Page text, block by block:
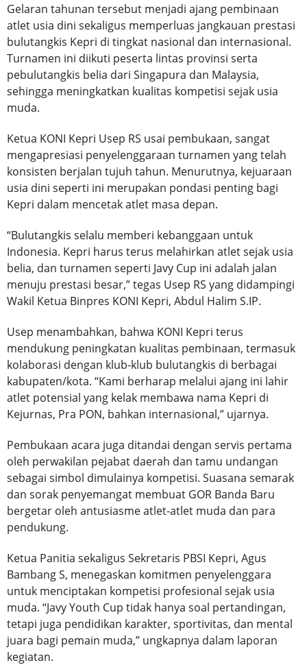
Gelaran tahunan tersebut menjadi ajang pembinaan
atlet usia dini sekaligus memperluas jangkauan prestasi
bulutangkis Kepri di tingkat nasional dan internasional.
Turnamen ini diikuti peserta lintas provinsi serta
pebulutangkis belia dari Singapura dan Malaysia,
sehingga meningkatkan kualitas kompetisi sejak usia
muda.
Ketua KONI Kepri Usep RS usai pembukaan, sangat
mengapresiasi penyelenggaraan turnamen yang telah
konsisten berjalan tujuh tahun. Menurutnya, kejuaraan
usia dini seperti ini merupakan pondasi penting bagi
Kepri dalam mencetak atlet masa depan.
“Bulutangkis selalu memberi kebanggaan untuk
Indonesia. Kepri harus terus melahirkan atlet sejak usia
belia, dan turnamen seperti Javy Cup ini adalah jalan
menuju prestasi besar,” tegas Usep RS yang didampingi
Wakil Ketua Binpres KONI Kepri, Abdul Halim S.IP.
Usep menambahkan, bahwa KONI Kepri terus
mendukung peningkatan kualitas pembinaan, termasuk
kolaborasi dengan klub-klub bulutangkis di berbagai
kabupaten/kota. “Kami berharap melalui ajang ini lahir
atlet potensial yang kelak membawa nama Kepri di
Kejurnas, Pra PON, bahkan internasional,” ujarnya.
Pembukaan acara juga ditandai dengan servis pertama
oleh perwakilan pejabat daerah dan tamu undangan
sebagai simbol dimulainya kompetisi. Suasana semarak
dan sorak penyemangat membuat GOR Banda Baru
bergetar oleh antusiasme atlet-atlet muda dan para
pendukung.
Ketua Panitia sekaligus Sekretaris PBSI Kepri, Agus
Bambang S, menegaskan komitmen penyelenggara
untuk menciptakan kompetisi profesional sejak usia
muda. “Javy Youth Cup tidak hanya soal pertandingan,
tetapi juga pendidikan karakter, sportivitas, dan mental
juara bagi pemain muda,” ungkapnya dalam laporan
kegiatan.